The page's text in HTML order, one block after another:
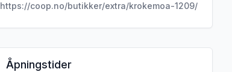
https://coop.no/butikker/extra/krokemoa-1209/
Åpningstider